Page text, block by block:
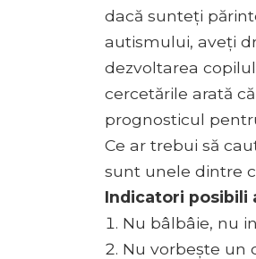
dacă sunteți
autismului, aveți
dezvoltarea
cercetările arată
prognosticul
Ce ar trebui să
sunt unele dintre
Indicatori posibili
Nu bâlbâie, nu
Nu vorbește un